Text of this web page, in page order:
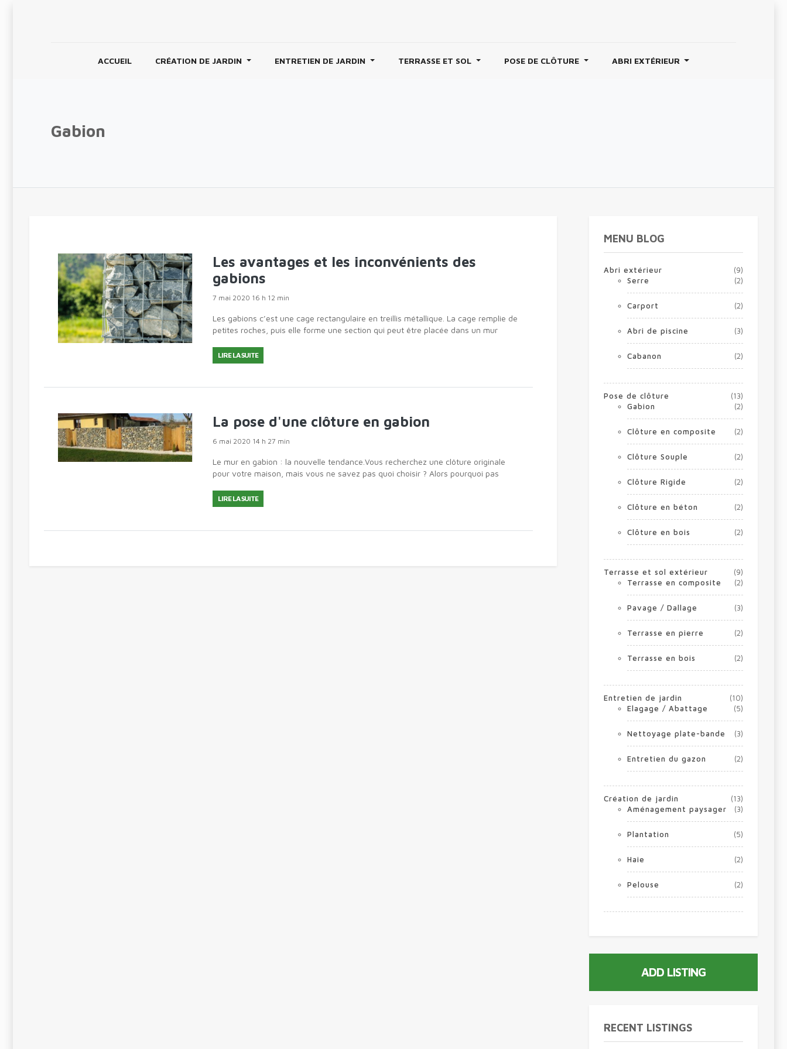
ACCUEIL CRÉATION DE JARDIN ENTRETIEN DE JARDIN TERRASSE ET SOL POSE DE CLÔTURE ABRI EXTÉRIEUR
Gabion
Les avantages et les inconvénients des
gabions
7 mai 2020 16 h 12 min
Les gabions c’est une cage rectangulaire en treillis métallique. La cage remplie de
petites roches, puis elle forme une section qui peut être placée dans un mur
LIRE LA SUITE
La pose d'une clôture en gabion
6 mai 2020 14 h 27 min
Le mur en gabion : la nouvelle tendance.Vous recherchez une clôture originale
pour votre maison, mais vous ne savez pas quoi choisir ? Alors pourquoi pas
LIRE LA SUITE
MENU BLOG
Abri extérieur
(9)
Serre
(2)
Carport (2)
Abri de piscine (3)
Cabanon (2)
Pose de clôture
(13)
Gabion
(2)
Clôture en composite (2)
Clôture Souple (2)
Clôture Rigide (2)
Clôture en béton (2)
Clôture en bois (2)
Terrasse et sol extérieur
(9)
Terrasse en composite
(2)
Pavage / Dallage (3)
Terrasse en pierre (2)
Terrasse en bois (2)
Entretien de jardin
(10)
Elagage / Abattage
(5)
Nettoyage plate-bande (3)
Entretien du gazon (2)
Création de jardin
(13)
Aménagement paysager
(3)
Plantation (5)
Haie (2)
Pelouse (2)
ADD LISTING
RECENT LISTINGS